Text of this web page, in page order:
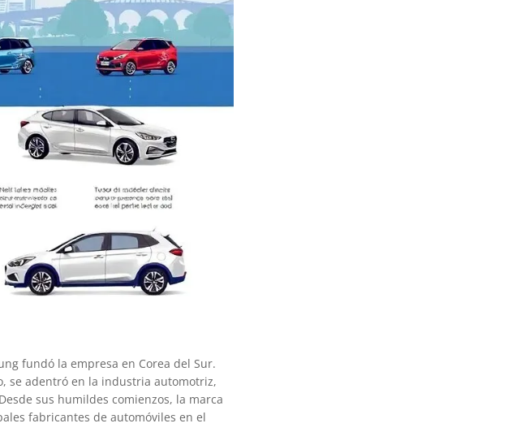
fundó la empresa en Corea del Sur.
se adentró en la industria automotriz,
sus humildes comienzos, la marca
fabricantes de automóviles en el